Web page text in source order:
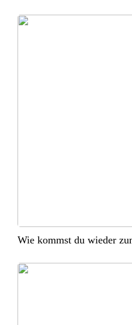
Wie kommst du wieder